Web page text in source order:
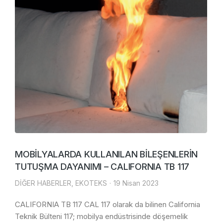
MOBİLYALARDA KULLANILAN BİLEŞENLERİN
TUTUŞMA DAYANIMI – CALIFORNIA TB 117
DİĞER HABERLER EKOTEKS 19 Nisan 2023
CALIFORNIA TB 117 CAL 117 olarak da bilinen California
Teknik Bülteni 117; mobilya endüstrisinde döşemelik